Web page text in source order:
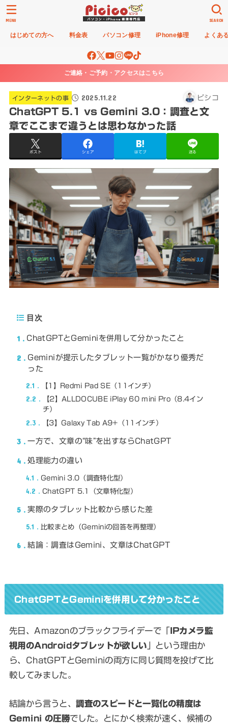
はじめての方へ 料金表 パソコン修理 iPhone修理 よくあ
SEARCH
MENU
ご連絡・ご予約・アクセスはこちら
インターネットの事 2025.11.22 ピシコ
ChatGPT 5.1 vs Gemini 3.0：調査と文
章でここまで違うとは思わなかった話
ポスト シェア はてブ 送る
目次
1 ChatGPTとGeminiを併用して分かったこと
2
Geminiが提示したタブレット一覧がかなり優秀だ
った
2.1 【1】Redmi Pad SE（11インチ）
2.2
【2】ALLDOCUBE iPlay 60 mini Pro（8.4イン
チ）
2.3 【3】Galaxy Tab A9+（11インチ）
3 一方で、文章の“味”を出すならChatGPT
4 処理能力の違い
4.1 Gemini 3.0（調査特化型）
4.2 ChatGPT 5.1（文章特化型）
5 実際のタブレット比較から感じた差
5.1 比較まとめ（Geminiの回答を再整理）
6 結論：調査はGemini、文章はChatGPT
ChatGPTとGeminiを併用して分かったこと
先日、Amazonのブラックフライデーで「 IPカメラ監
視用のAndroidタブレットが欲しい 」という理由か
ら、ChatGPTとGeminiの両方に同じ質問を投げて比
較してみました。
結論から言うと、調査のスピードと一覧化の精度は
Gemini の圧勝でした。とにかく検索が速く、候補の